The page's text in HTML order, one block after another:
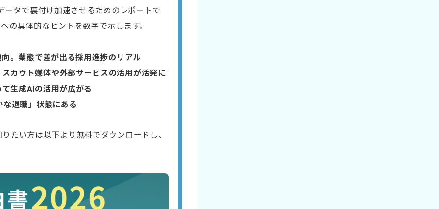
タで裏付け​加速させるためのレポートで
の具体的なヒントを数字で示します。
。業態で差が出る採用進捗のリアル​
カウト媒体や外部サービスの活用が活発に
生成AIの活用が広がる
退職」状態にある
たい方は以下より無料でダウンロードし、